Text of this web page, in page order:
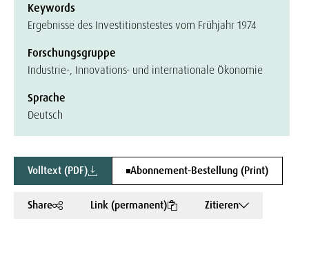
Keywords
Ergebnisse des Investitionstestes vom Frühjahr 1974
Forschungsgruppe
Industrie-, Innovations- und internationale Ökonomie
Sprache
Deutsch
Volltext (PDF) Abonnement-Bestellung (Print)
Share Link (permanent) Zitieren